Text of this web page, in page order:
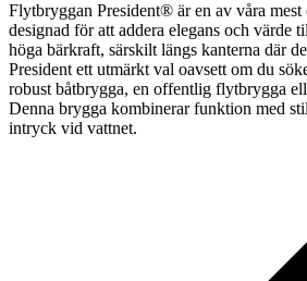
Flytbryggan President® är en av våra
designad för att addera elegans och värde
höga bärkraft, särskilt längs kanterna där
President ett utmärkt val oavsett om du
robust båtbrygga, en offentlig flytbrygga
Denna brygga kombinerar funktion med
intryck vid vattnet.